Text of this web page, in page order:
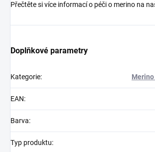
Přečtěte si více informací o péči o merino na
Doplňkové parametry
Kategorie:
EAN:
Barva:
Typ produktu: